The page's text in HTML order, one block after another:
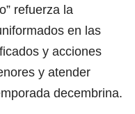
refuerza la
en las
y acciones
y atender
decembrina.